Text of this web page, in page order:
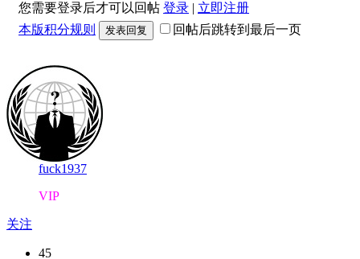
您需要登录后才可以回帖 登录 | 立即注册
本版积分规则
发表回复 回帖后跳转到最后一页
fuck1937
VIP
关注
45